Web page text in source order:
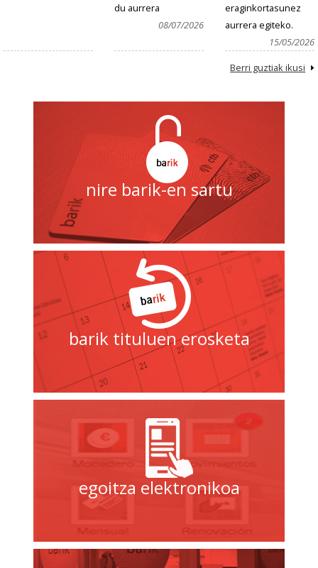
du aurrera
08/07/2026
eraginkortasunez
aurrera egiteko.
15/05/2026
Berri guztiak ikusi
nire barik-en sartu
barik tituluen erosketa
egoitza elektronikoa